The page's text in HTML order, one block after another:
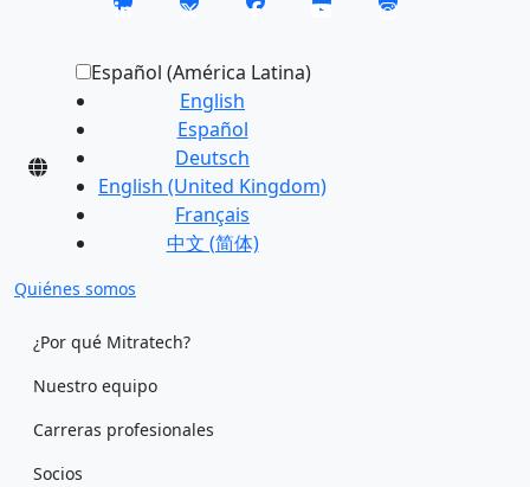
Español (América Latina)
English
Español
Deutsch
English (United Kingdom)
Français
中文 (简体)
Quiénes somos
¿Por qué Mitratech?
Nuestro equipo
Carreras profesionales
Socios